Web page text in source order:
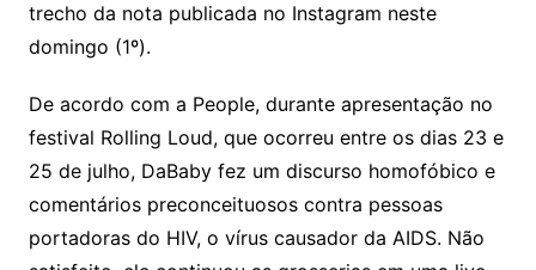
trecho da nota publicada no Instagram neste
domingo (1º).
De acordo com a People, durante apresentação no
festival Rolling Loud, que ocorreu entre os dias 23 e
25 de julho, DaBaby fez um discurso homofóbico e
comentários preconceituosos contra pessoas
portadoras do HIV, o vírus causador da AIDS. Não